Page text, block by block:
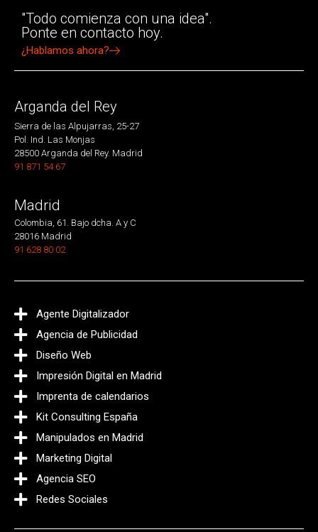
"Todo comienza con una idea".
Ponte en contacto hoy.
¿Hablamos ahora?
Arganda del Rey
Sierra de las Alpujarras, 25-27
Pol. Ind. Las Monjas
28500 Arganda del Rey. Madrid
91 871 54 67
Madrid
Colombia, 61. Bajo dcha. A y C
28016 Madrid
91 628 80 02
Agente Digitalizador
Agencia de Publicidad
Diseño Web
Impresión Digital en Madrid
Imprenta de calendarios
Kit Consulting España
Manipulados en Madrid
Marketing Digital
Agencia SEO
Redes Sociales